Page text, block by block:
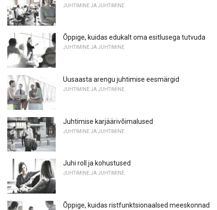
JUHTIMINE JA JUHTIMINE
Õppige, kuidas edukalt oma esitlusega tutvuda
JUHTIMINE JA JUHTIMINE
Uusaasta arengu juhtimise eesmärgid
JUHTIMINE JA JUHTIMINE
Juhtimise karjäärivõimalused
JUHTIMINE JA JUHTIMINE
Juhi roll ja kohustused
JUHTIMINE JA JUHTIMINE
Õppige, kuidas ristfunktsionaalsed meeskonnad